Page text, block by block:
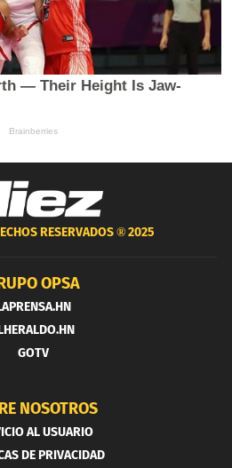
RESERVADOS ®2025
OPSA
GOTV
NOSOTROS
AL USUARIO
DE PRIVACIDAD